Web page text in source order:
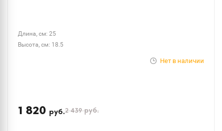
Длина, см: 25
Высота, см: 18.5
Нет в наличии
1 820 руб.2 439руб.